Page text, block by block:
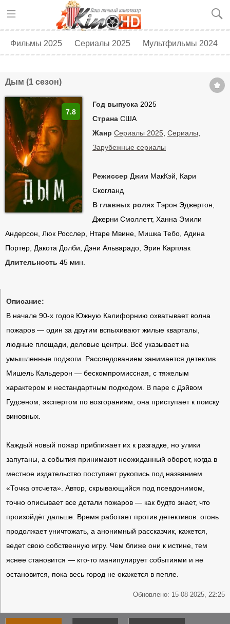
Фильмы 2025 Сериалы 2025 Мультфильмы 2024
Дым (1 сезон)
Год выпуска 2025
Страна США
Жанр Сериалы 2025 Сериалы
Зарубежные сериалы
Режиссер Джим МакКэй, Кари
Скогланд
В главных ролях Тэрон Эджертон,
Джерни Смоллетт, Ханна Эмили
Андерсон, Люк Росслер, Нтаре Мвине, Мишка Тебо, Адина
Портер, Дакота Долби, Дэни Альварадо, Эрин Карплак
Длительность 45 мин.
7.8
Описание:
В начале 90-х годов Южную Калифорнию охватывает волна
пожаров — один за другим вспыхивают жилые кварталы,
людные площади, деловые центры. Всё указывает на
умышленные поджоги. Расследованием занимается детектив
Мишель Кальдерон — бескомпромиссная, с тяжелым
характером и нестандартным подходом. В паре с Дэйвом
Гудсеном, экспертом по возгораниям, она приступает к поиску
виновных.
Каждый новый пожар приближает их к разгадке, но улики
запутаны, а события принимают неожиданный оборот, когда в
местное издательство поступает рукопись под названием
«Точка отсчета». Автор, скрывающийся под псевдонимом,
точно описывает все детали пожаров — как будто знает, что
произойдёт дальше. Время работает против детективов: огонь
продолжает уничтожать, а анонимный рассказчик, кажется,
ведет свою собственную игру. Чем ближе они к истине, тем
яснее становится — кто-то манипулирует событиями и не
остановится, пока весь город не окажется в пепле.
Обновлено: 15-08-2025, 22:25